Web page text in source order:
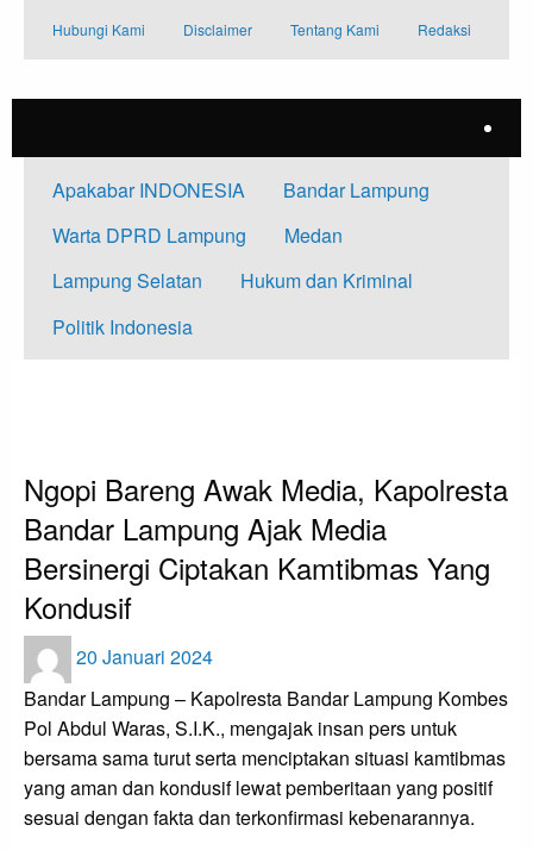
Hubungi Kami Disclaimer Tentang Kami Redaksi
Apakabar INDONESIA
Bandar Lampung
Warta DPRD Lampung
Medan
Lampung Selatan
Hukum dan Kriminal
Politik Indonesia
Ngopi Bareng Awak Media, Kapolresta
Bandar Lampung Ajak Media
Bersinergi Ciptakan Kamtibmas Yang
Kondusif
Posted
20 Januari 2024
Bandar Lampung – Kapolresta Bandar Lampung Kombes
Pol Abdul Waras, S.I.K., mengajak insan pers untuk
bersama sama turut serta menciptakan situasi kamtibmas
yang aman dan kondusif lewat pemberitaan yang positif
sesuai dengan fakta dan terkonfirmasi kebenarannya.